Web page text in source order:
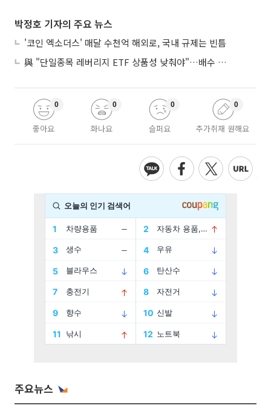
박정호 기자의 주요 뉴스
'코인 엑소더스' 매달 수천억 해외로, 국내 규제는 빈틈
與 "단일종목 레버리지 ETF 상품성 낮춰야"…배수 조정안도 거론
좋아요
0
화나요
0
슬퍼요
0
추가취재 원해요
0
주요뉴스